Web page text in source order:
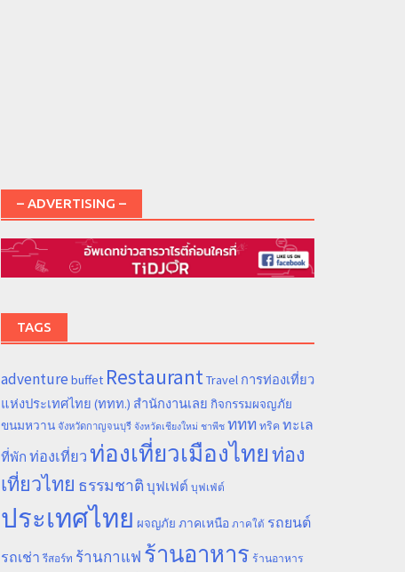
– ADVERTISING –
TAGS
adventure buffet RestaurantTravel การท่องเที่ยว
แห่งประเทศไทย (ททท.) สำนักงานเลย กิจกรรมผจญภัย
ขนมหวาน จังหวัดกาญจนบุรี จังหวัดเชียงใหม่ ชาพีช ททท ทริค ทะเล
ที่พัก ท่องเที่ยวท่องเที่ยวเมืองไทยท่อง
เที่ยวไทย ธรรมชาติ บุฟเฟต์ บุฟเฟ่ต์
ประเทศไทย ผจญภัย ภาคเหนือ ภาคใต้ รถยนต์
รถเช่า รีสอร์ท ร้านกาแฟ ร้านอาหาร ร้านอาหาร